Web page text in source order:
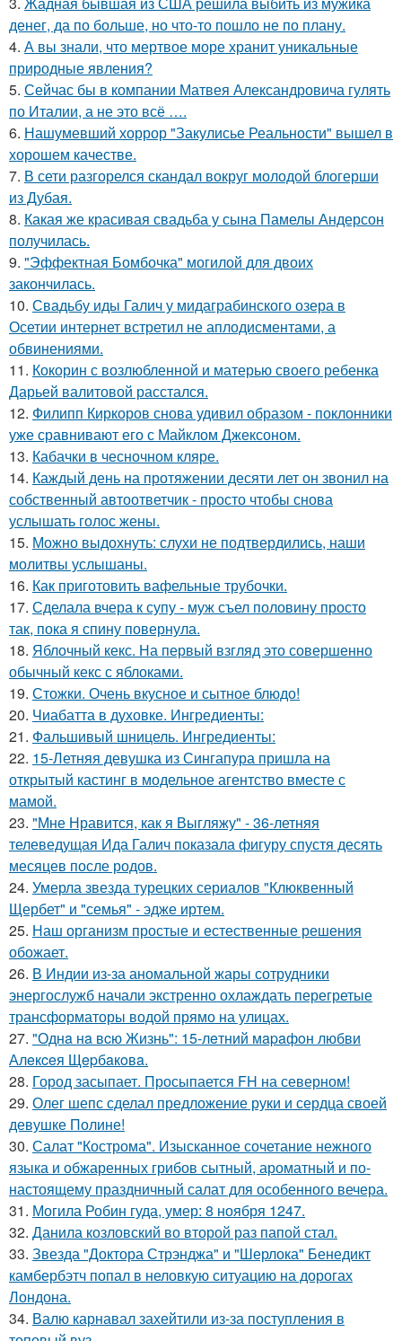
денег, да по больше, но что-то пошло не по плану.
4. А вы знали, что мертвое море хранит уникальные
природные явления?
5. Сейчас бы в компании Матвея Александровича гулять
по Италии, а не это всё ….
6. Нашумевший хоррор "Закулисье Реальности" вышел в
хорошем качестве.
7. В сети разгорелся скандал вокруг молодой блогерши
из Дубая.
8. Какая же красивая свадьба у сына Памелы Андерсон
получилась.
9. "Эффектная Бомбочка" могилой для двоих
закончилась.
10. Свадьбу иды Галич у мидаграбинского озера в
Осетии интернет встретил не аплодисментами, а
обвинениями.
11. Кокорин с возлюбленной и матерью своего ребенка
Дарьей валитовой расстался.
12. Филипп Киркоров снова удивил образом - поклонники
уже сравнивают его с Майклом Джексоном.
13. Кабачки в чесночном кляре.
14. Каждый день на протяжении десяти лет он звонил на
собственный автоответчик - просто чтобы снова
услышать голос жены.
15. Можно выдохнуть: слухи не подтвердились, наши
молитвы услышаны.
16. Как приготовить вафельные трубочки.
17. Сделала вчера к супу - муж съел половину просто
так, пока я спину повернула.
18. Яблочный кекс. На первый взгляд это совершенно
обычный кекс с яблоками.
19. Стожки. Очень вкусное и сытное блюдо!
20. Чиабатта в духовке. Ингредиенты:
21. Фальшивый шницель. Ингредиенты:
22. 15-Летняя девушка из Сингапура пришла на
открытый кастинг в модельное агентство вместе с
мамой.
23. "Мне Нравится, как я Выгляжу" - 36-летняя
телеведущая Ида Галич показала фигуру спустя десять
месяцев после родов.
24. Умерла звезда турецких сериалов "Клюквенный
Щербет" и "семья" - эдже иртем.
25. Наш организм простые и естественные решения
обожает.
26. В Индии из-за аномальной жары сотрудники
энергослужб начали экстренно охлаждать перегретые
трансформаторы водой прямо на улицах.
27. "Однa нa вcю Жизнь": 15-лeтний мapaфoн любви
Алeкceя Щepбaкoвa.
28. Город засыпает. Просыпается FH на северном!
29. Олег шепс сделал предложение руки и сердца своей
девушке Полине!
30. Салат "Кострома". Изысканное сочетание нежного
языка и обжаренных грибов сытный, ароматный и по-
настоящему праздничный салат для особенного вечера.
31. Могила Робин гуда, умер: 8 ноября 1247.
32. Данила козловский во второй раз папой стал.
33. Звезда "Доктора Стрэнджа" и "Шерлока" Бенедикт
камбербэтч попал в неловкую ситуацию на дорогах
Лондона.
34. Валю карнавал захейтили из-за поступления в